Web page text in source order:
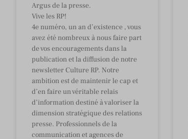
Argus de la presse.
Vive les RP!
4e numéro, un an d’existence , vous
avez été nombreux à nous faire part
de vos encouragements dans la
publication et la diffusion de notre
newsletter Culture RP. Notre
ambition est de maintenir le cap et
d’en faire un véritable relais
d’information destiné à valoriser la
dimension stratégique des relations
presse. Professionnels de la
communication et agences de